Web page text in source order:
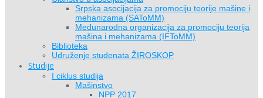
Srpska asocijacija za promociju teorije mašine i
mehanizama (SAToMM)
Međunarodna organizacija za promociju teorija
mašina i mehanizama (IFToMM)
Biblioteka
Udruženje studenata ŽIROSKOP
Studije
I ciklus studija
Mašinstvo
NPP 2017